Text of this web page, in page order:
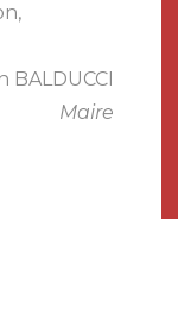
BALDUCCI
Maire